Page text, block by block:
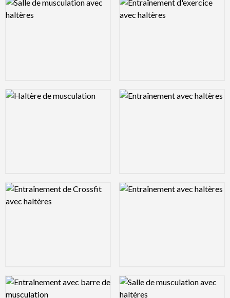
Logo Preview Image Logo Preview Image
Logo Preview Image Logo Preview Image
Logo Preview Image Logo Preview Image